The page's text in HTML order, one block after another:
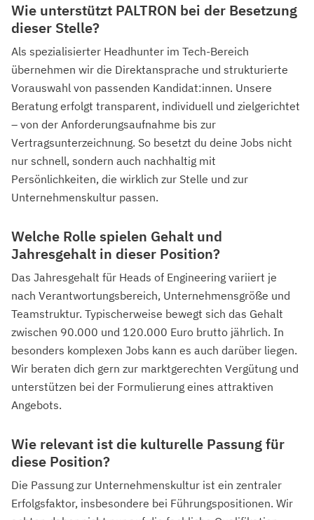
Wie unterstützt PALTRON bei der Besetzung
dieser Stelle?
Als spezialisierter Headhunter im Tech-Bereich
übernehmen wir die Direktansprache und strukturierte
Vorauswahl von passenden Kandidat:innen. Unsere
Beratung erfolgt transparent, individuell und zielgerichtet
– von der Anforderungsaufnahme bis zur
Vertragsunterzeichnung. So besetzt du deine Jobs nicht
nur schnell, sondern auch nachhaltig mit
Persönlichkeiten, die wirklich zur Stelle und zur
Unternehmenskultur passen.
Welche Rolle spielen Gehalt und
Jahresgehalt in dieser Position?
Das Jahresgehalt für Heads of Engineering variiert je
nach Verantwortungsbereich, Unternehmensgröße und
Teamstruktur. Typischerweise bewegt sich das Gehalt
zwischen 90.000 und 120.000 Euro brutto jährlich. In
besonders komplexen Jobs kann es auch darüber liegen.
Wir beraten dich gern zur marktgerechten Vergütung und
unterstützen bei der Formulierung eines attraktiven
Angebots.
Wie relevant ist die kulturelle Passung für
diese Position?
Die Passung zur Unternehmenskultur ist ein zentraler
Erfolgsfaktor, insbesondere bei Führungspositionen. Wir